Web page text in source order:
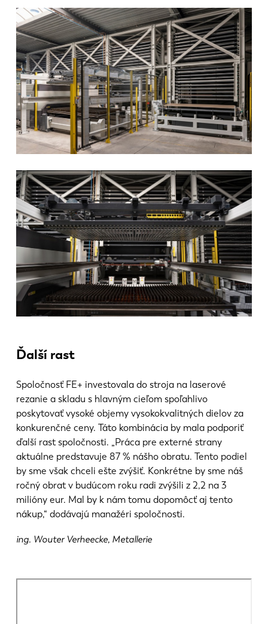
Ďalší rast
Spoločnosť FE+ investovala do stroja na laserové
rezanie a skladu s hlavným cieľom spoľahlivo
poskytovať vysoké objemy vysokokvalitných dielov za
konkurenčné ceny. Táto kombinácia by mala podporiť
ďalší rast spoločnosti. „Práca pre externé strany
aktuálne predstavuje 87 % nášho obratu. Tento podiel
by sme však chceli ešte zvýšiť. Konkrétne by sme náš
ročný obrat v budúcom roku radi zvýšili z 2,2 na 3
milióny eur. Mal by k nám tomu dopomôcť aj tento
nákup,“ dodávajú manažéri spoločnosti.
ing. Wouter Verheecke, Metallerie
FR EN-US
DE IT
ES PT-PT
PL SK
KO CN